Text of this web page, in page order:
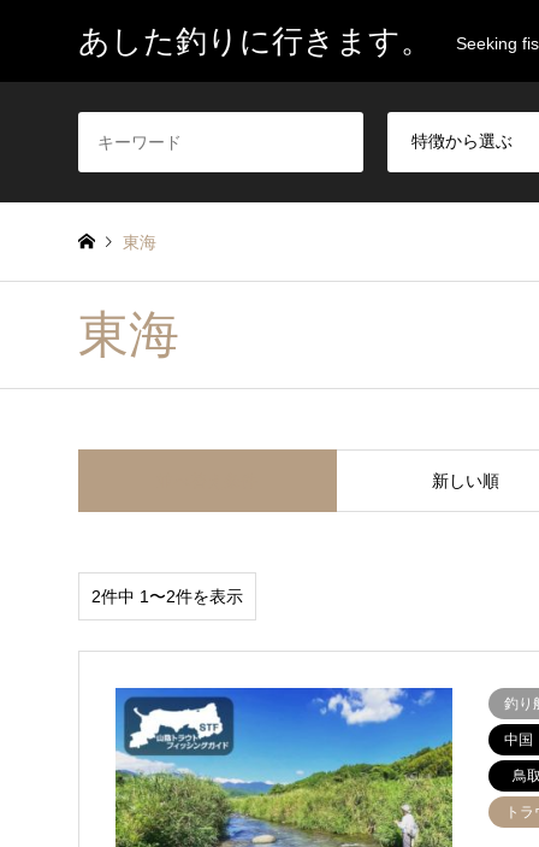
あした釣りに行きます。 Seeking
東海
東海
新しい順
2件中 1〜2件を表示
釣り
中国
鳥
ト